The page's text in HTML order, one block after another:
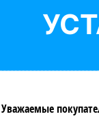
Уважаемые